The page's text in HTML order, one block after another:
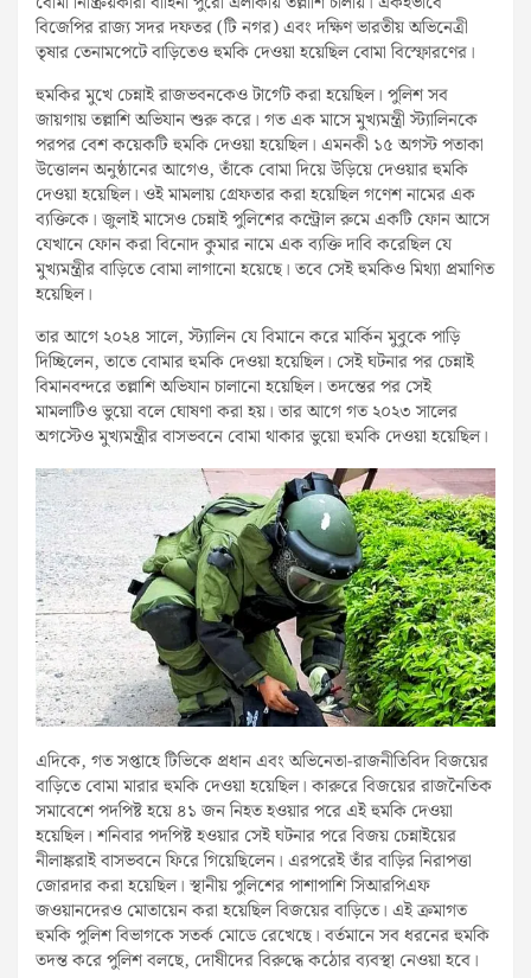
বিজেপির রাজ্য সদর দফতর (টি নগর) এবং দক্ষিণ ভারতীয় অভিনেত্রী
তৃষার তেনামপেটে বাড়িতেও হুমকি দেওয়া হয়েছিল বোমা বিস্ফোরণের।
হুমকির মুখে চেন্নাই রাজভবনকেও টার্গেট করা হয়েছিল। পুলিশ সব
জায়গায় তল্লাশি অভিযান শুরু করে। গত এক মাসে মুখ্যমন্ত্রী স্ট্যালিনকে
পরপর বেশ কয়েকটি হুমকি দেওয়া হয়েছিল। এমনকী ১৫ অগস্ট পতাকা
উত্তোলন অনুষ্ঠানের আগেও, তাঁকে বোমা দিয়ে উড়িয়ে দেওয়ার হুমকি
দেওয়া হয়েছিল। ওই মামলায় গ্রেফতার করা হয়েছিল গণেশ নামের এক
ব্যক্তিকে। জুলাই মাসেও চেন্নাই পুলিশের কন্ট্রোল রুমে একটি ফোন আসে
যেখানে ফোন করা বিনোদ কুমার নামে এক ব্যক্তি দাবি করেছিল যে
মুখ্যমন্ত্রীর বাড়িতে বোমা লাগানো হয়েছে। তবে সেই হুমকিও মিথ্যা প্রমাণিত
হয়েছিল।
তার আগে ২০২৪ সালে, স্ট্যালিন যে বিমানে করে মার্কিন মুবুকে পাড়ি
দিচ্ছিলেন, তাতে বোমার হুমকি দেওয়া হয়েছিল। সেই ঘটনার পর চেন্নাই
বিমানবন্দরে তল্লাশি অভিযান চালানো হয়েছিল। তদন্তের পর সেই
মামলাটিও ভুয়ো বলে ঘোষণা করা হয়। তার আগে গত ২০২৩ সালের
অগস্টেও মুখ্যমন্ত্রীর বাসভবনে বোমা থাকার ভুয়ো হুমকি দেওয়া হয়েছিল।
এদিকে, গত সপ্তাহে টিভিকে প্রধান এবং অভিনেতা-রাজনীতিবিদ বিজয়ের
বাড়িতে বোমা মারার হুমকি দেওয়া হয়েছিল। কারুরে বিজয়ের রাজনৈতিক
সমাবেশে পদপিষ্ট হয়ে ৪১ জন নিহত হওয়ার পরে এই হুমকি দেওয়া
হয়েছিল। শনিবার পদপিষ্ট হওয়ার সেই ঘটনার পরে বিজয় চেন্নাইয়ের
নীলাঙ্করাই বাসভবনে ফিরে গিয়েছিলেন। এরপরেই তাঁর বাড়ির নিরাপত্তা
জোরদার করা হয়েছিল। স্থানীয় পুলিশের পাশাপাশি সিআরপিএফ
জওয়ানদেরও মোতায়েন করা হয়েছিল বিজয়ের বাড়িতে। এই ক্রমাগত
হুমকি পুলিশ বিভাগকে সতর্ক মোডে রেখেছে। বর্তমানে সব ধরনের হুমকি
তদন্ত করে পুলিশ বলছে, দোষীদের বিরুদ্ধে কঠোর ব্যবস্থা নেওয়া হবে।